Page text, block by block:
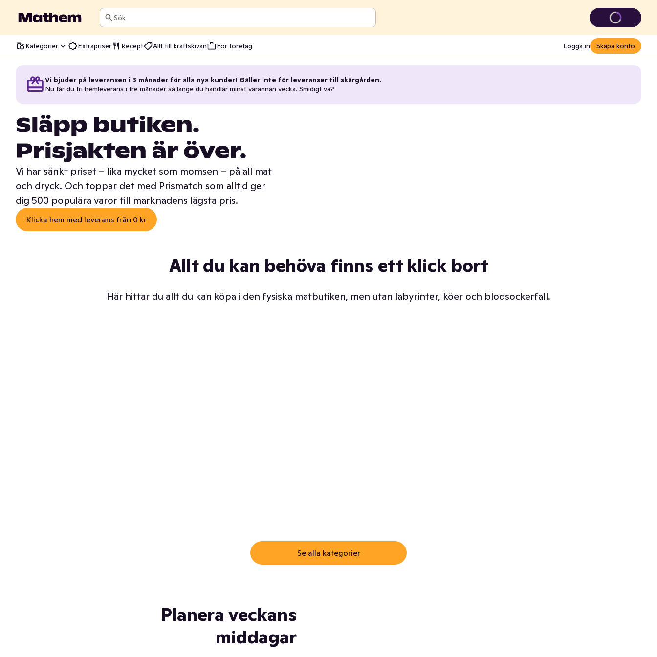
Sök
Kategorier Extrapriser Recept Allt till kräftskivan För företag Logga in Skapa konto
Vi bjuder på leveransen i 3 månader för alla nya kunder! Gäller inte för leveranser till skärgården.
Nu får du fri hemleverans i tre månader så länge du handlar minst varannan vecka. Smidigt va?
Släpp butiken.
Prisjakten är över.
Vi har sänkt priset – lika mycket som momsen – på all mat
och dryck. Och toppar det med Prismatch som alltid ger
dig 500 populära varor till marknadens lägsta pris.
Klicka hem med leverans från 0 kr
Allt du kan behöva finns ett klick bort
Här hittar du allt du kan köpa i den fysiska matbutiken, men utan labyrinter, köer och blodsockerfall.
Se alla kategorier
Planera veckans
middagar